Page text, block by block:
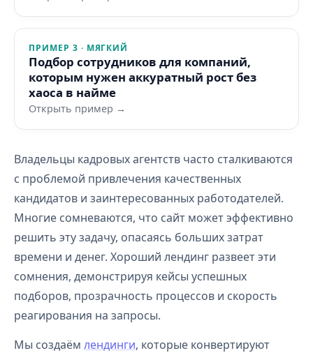
ПРИМЕР 3 · МЯГКИЙ
Подбор сотрудников для компаний,
которым нужен аккуратный рост без
хаоса в найме
Открыть пример →
Владельцы кадровых агентств часто сталкиваются
с проблемой привлечения качественных
кандидатов и заинтересованных работодателей.
Многие сомневаются, что сайт может эффективно
решить эту задачу, опасаясь больших затрат
времени и денег. Хороший лендинг развеет эти
сомнения, демонстрируя кейсы успешных
подборов, прозрачность процессов и скорость
реагирования на запросы.
Мы создаём лендинги, которые конвертируют